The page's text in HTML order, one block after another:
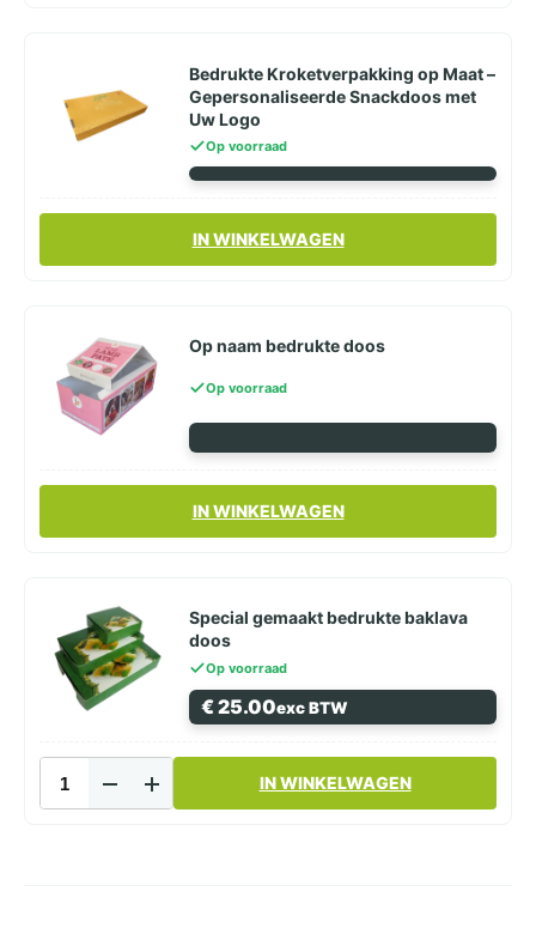
Bedrukte Kroketverpakking op Maat –
Gepersonaliseerde Snackdoos met
Uw Logo
Op voorraad
IN WINKELWAGEN
Op naam bedrukte doos
Op voorraad
IN WINKELWAGEN
Special gemaakt bedrukte baklava
doos
Op voorraad
€25.00exc BTW
Special
gemaakt
bedrukte
IN WINKELWAGEN